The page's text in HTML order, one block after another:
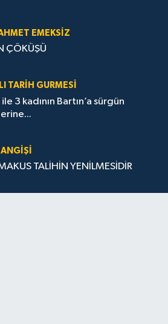
EMEKSİZ
ÇÖKÜŞÜ
TARIH GURMESI
3 kadının Bartın’a sürgün
TALİHİN YENİLMESİDİR